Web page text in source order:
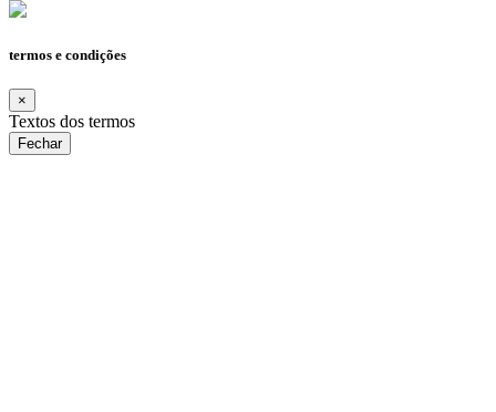
termos e condições
×
Textos dos termos
Fechar